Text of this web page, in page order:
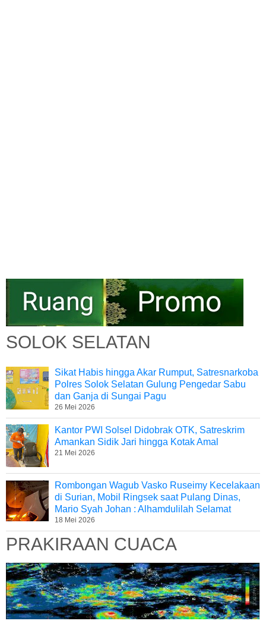
SOLOK SELATAN
Sikat Habis hingga Akar Rumput, Satresnarkoba
Polres Solok Selatan Gulung Pengedar Sabu
dan Ganja di Sungai Pagu
26 Mei 2026
Kantor PWI Solsel Didobrak OTK, Satreskrim
Amankan Sidik Jari hingga Kotak Amal
21 Mei 2026
Rombongan Wagub Vasko Ruseimy Kecelakaan
di Surian, Mobil Ringsek saat Pulang Dinas,
Mario Syah Johan : Alhamdulilah Selamat
18 Mei 2026
PRAKIRAAN CUACA